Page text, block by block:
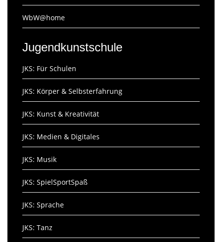
WbW@home
Jugendkunstschule
JKS: Für Schulen
JKS: Körper & Selbsterfahrung
JKS: Kunst & Kreativität
JKS: Medien & Digitales
JKS: Musik
JKS: SpielSportSpaß
JKS: Sprache
JKS: Tanz